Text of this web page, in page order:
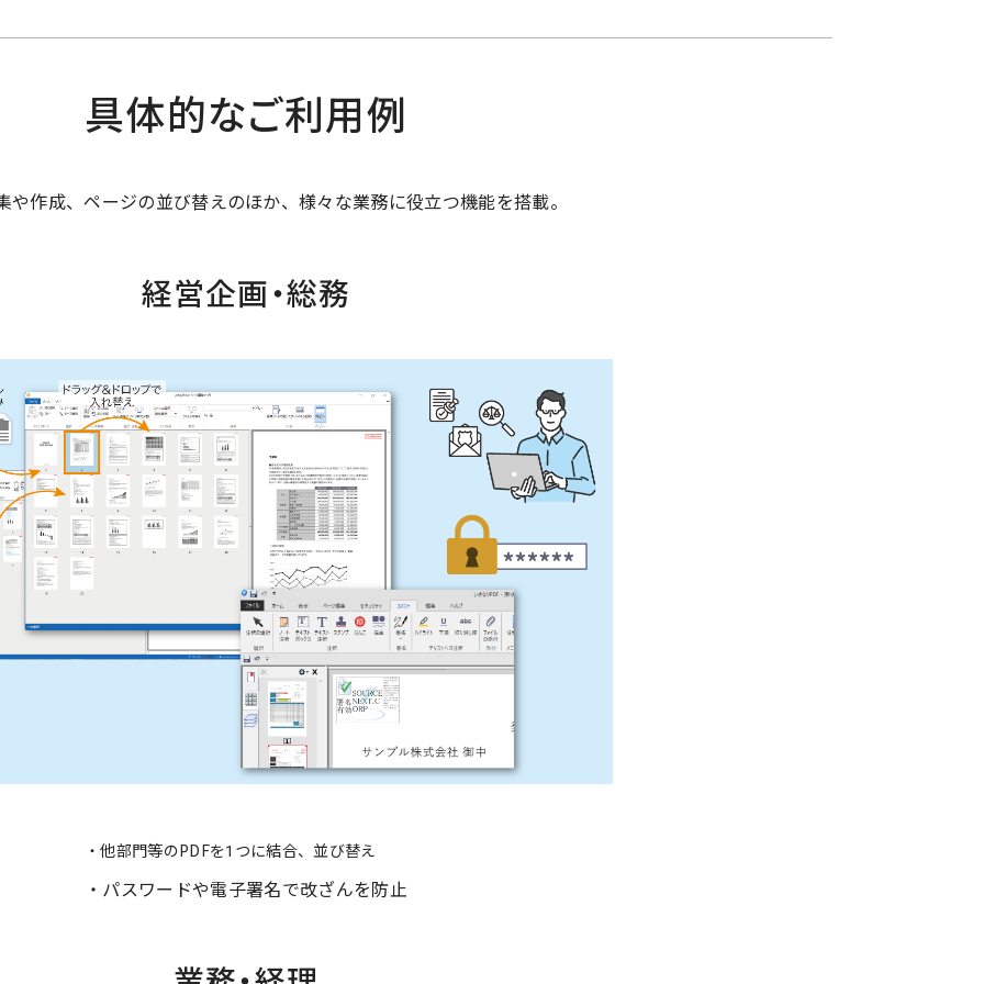
具体的なご利用例
や作成、ページの並び替えのほか、様々な業務に役立つ機能を搭載。
経営企画・総務
・他部門等のPDFを1つに結合、並び替え
・パスワードや電子署名で改ざんを防止